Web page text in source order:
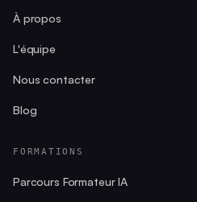
À propos
L'équipe
Nous contacter
Blog
FORMATIONS
Parcours Formateur IA